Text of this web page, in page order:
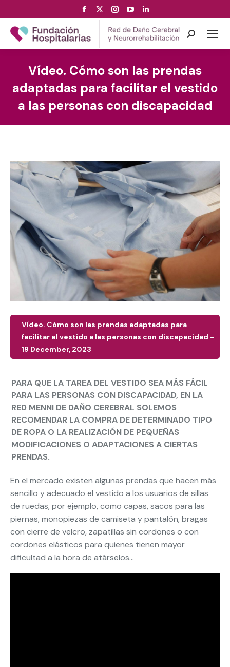
Facebook
page
opens
in
window
page
opens
in
window
Instagram
page
opens
in
window
YouTube
page
opens
in
window
page
opens
in
window
Search:
Vídeo. Cómo son las prendas
adaptadas para facilitar el vestido
a las personas con discapacidad
Vídeo. Cómo son las prendas adaptadas para
facilitar el vestido a las personas con discapacidad -
19 December, 2023
PARA QUE LA TAREA DEL VESTIDO SEA MÁS FÁCIL
PARA LAS PERSONAS CON DISCAPACIDAD, EN LA
RED MENNI DE DAÑO CEREBRAL SOLEMOS
RECOMENDAR LA COMPRA DE DETERMINADO TIPO
DE ROPA O LA REALIZACIÓN DE PEQUEÑAS
MODIFICACIONES O ADAPTACIONES A CIERTAS
PRENDAS.
En el mercado existen algunas prendas que hacen más
sencillo y adecuado el vestido a los usuarios de sillas
de ruedas, por ejemplo, como capas, sacos para las
piernas, monopiezas de camiseta y pantalón, bragas
con cierre de velcro, zapatillas sin cordones o con
cordones elásticos para quienes tienen mayor
dificultad a la hora de atárselos…